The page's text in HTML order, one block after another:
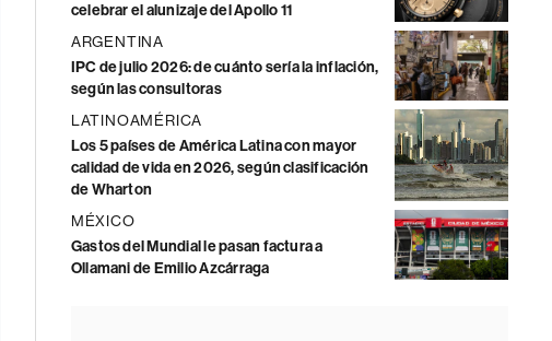
celebrar el alunizaje del Apollo 11
ARGENTINA
IPC de julio 2026: de cuánto sería la inflación,
según las consultoras
LATINOAMÉRICA
Los 5 países de América Latina con mayor
calidad de vida en 2026, según clasificación
de Wharton
MÉXICO
Gastos del Mundial le pasan factura a
Ollamani de Emilio Azcárraga